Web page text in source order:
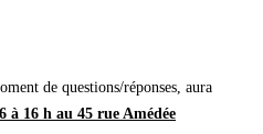
de questions/réponses, aura
à 16 h au 45 rue Amédée